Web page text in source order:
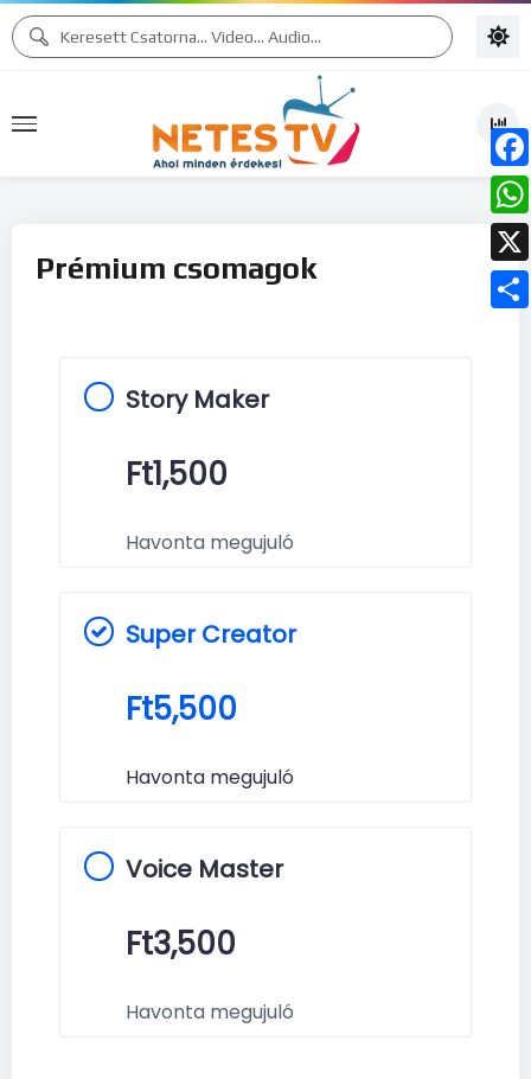
Prémium csomagok
Story Maker
Ft1,500
Havonta megujuló
Super Creator
Ft5,500
Havonta megujuló
Voice Master
Ft3,500
Havonta megujuló
X